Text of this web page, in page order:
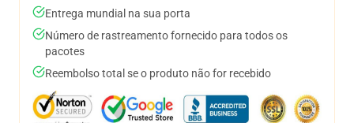
Entrega mundial na sua porta
Número de rastreamento fornecido para todos os
pacotes
Reembolso total se o produto não for recebido